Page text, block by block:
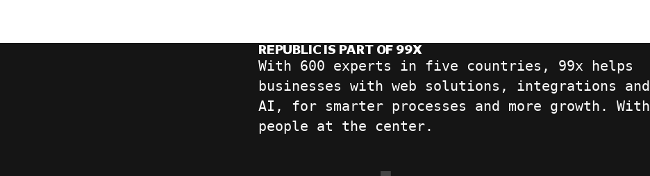
REPUBLIC IS PART OF 99X
With 600 experts in five countries, 99x helps
businesses with web solutions, integrations and
AI, for smarter processes and more growth. With
people at the center.